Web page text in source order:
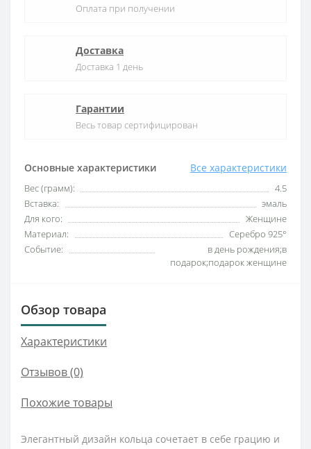
Основные характеристики Все характеристики
Вес (грамм):
4.5
Вставка:
эмаль
Для кого:
Женщине
Материал:
Серебро 925°
Событие:
в день рождения;в
подарок;подарок женщине
Оплата при получении
Доставка
Доставка 1 день
Гарантии
Весь товар сертифицирован
Обзор товара
Характеристики
Отзывов (0)
Похожие товары
Элегантный дизайн кольца сочетает в себе грацию и